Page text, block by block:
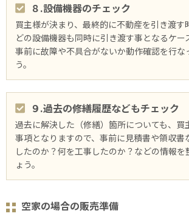
８.設備機器のチェック
買主様が決まり、最終的に不動産を引き渡す
どの設備機器も同時に引き渡す事となるケー
事前に故障や不具合がないか動作確認を行な
う。
９.過去の修繕履歴などもチェック
過去に解決した（修繕）箇所についても、買
事項となりますので、事前に見積書や領収書
したのか？何を工事したのか？などの情報を
ょう。
空家の場合の販売準備